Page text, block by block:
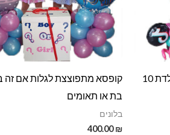
10
קופסא מתפוצצת לגלות אם זה
בת או תאומים
בלונים
400.00₪